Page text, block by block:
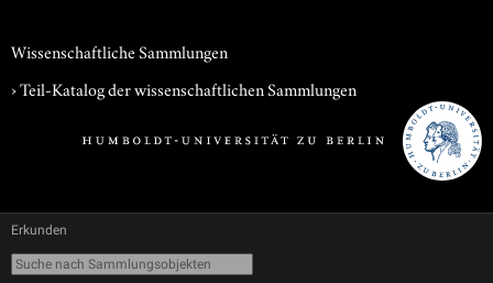
Wissenschaftliche Sammlungen
› Teil-Katalog der wissenschaftlichen Sammlungen
Erkunden